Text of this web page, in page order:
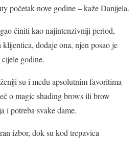
početak nove godine – kaže Danijela.
činiti kao najintenzivniji period,
dodaje ona, njen posao je
godine.
su i među apsolutnim favoritima
o magic shading brows ili brow
i potreba svake dame.
izbor, dok su kod trepavica